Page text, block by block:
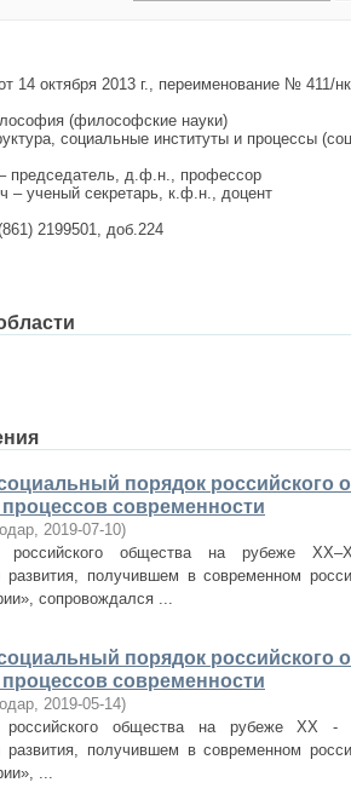
14 октября 2013 г., переименование № 411/
(философские науки)
социальные институты и процессы
председатель, д.ф.н., профессор
– ученый секретарь, к.ф.н., доцент
2199501, доб.224
порядок российского
современности
, 2019-07-10)
российского общества на рубеже
получившем в современном
сопровождался ...
порядок российского
современности
, 2019-05-14)
российского общества на рубеже ХХ -
получившем в современном
...